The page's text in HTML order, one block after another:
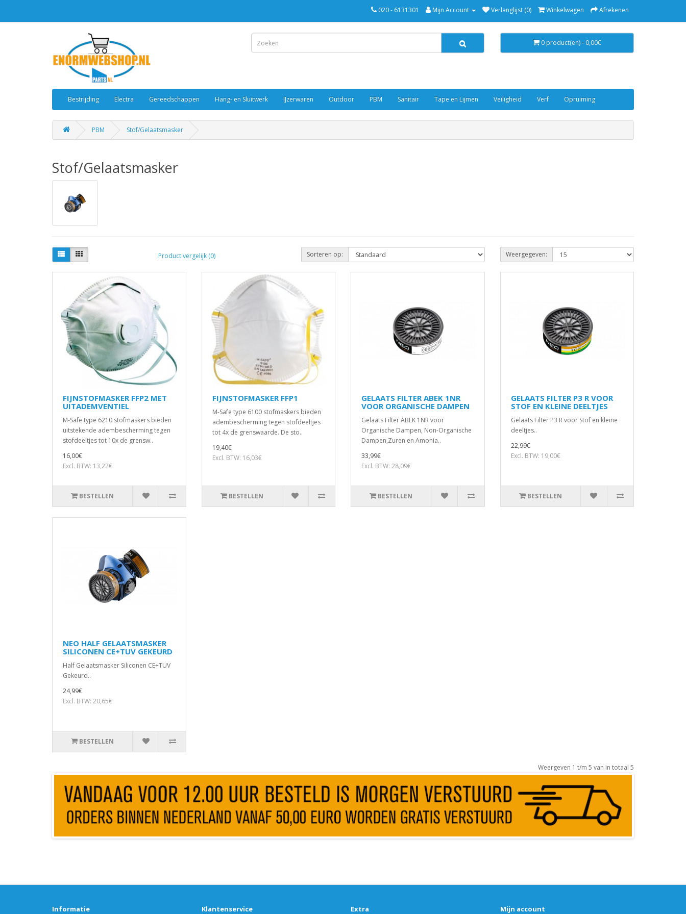
020 - 6131301 Mijn Account Verlanglijst (0) Winkelwagen Afrekenen
0 product(en) - 0,00€
Bestrijding Electra Gereedschappen Hang- en Sluitwerk IJzerwaren Outdoor PBM Sanitair Tape en Lijmen Veiligheid Verf Opruiming
PBM Stof/Gelaatsmasker
Stof/Gelaatsmasker
Product vergelijk (0) Sorteren op: Weergegeven:
FIJNSTOFMASKER FFP2 MET
UITADEMVENTIEL
M-Safe type 6210 stofmaskers bieden
uitstekende adembescherming tegen
stofdeeltjes tot 10x de grensw..
16,00€
Excl. BTW: 13,22€
BESTELLEN
FIJNSTOFMASKER FFP1
M-Safe type 6100 stofmaskers bieden
adembescherming tegen stofdeeltjes
tot 4x de grenswaarde. De sto..
19,40€
Excl. BTW: 16,03€
BESTELLEN
GELAATS FILTER ABEK 1NR
VOOR ORGANISCHE DAMPEN
Gelaats Filter ABEK 1NR voor
Organische Dampen, Non-Organische
Dampen,Zuren en Amonia..
33,99€
Excl. BTW: 28,09€
BESTELLEN
GELAATS FILTER P3 R VOOR
STOF EN KLEINE DEELTJES
Gelaats Filter P3 R voor Stof en kleine
deeltjes..
22,99€
Excl. BTW: 19,00€
BESTELLEN
NEO HALF GELAATSMASKER
SILICONEN CE+TUV GEKEURD
Half Gelaatsmasker Siliconen CE+TUV
Gekeurd..
24,99€
Excl. BTW: 20,65€
BESTELLEN
Weergeven 1 t/m 5 van in totaal 5
Informatie Klantenservice Extra Mijn account